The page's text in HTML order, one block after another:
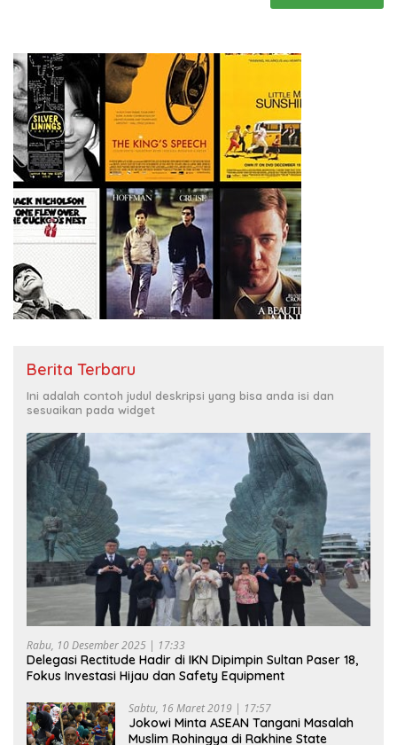
Berita Terbaru
Ini adalah contoh judul deskripsi yang bisa anda isi dan
sesuaikan pada widget
Rabu, 10 Desember 2025 | 17:33
Delegasi Rectitude Hadir di IKN Dipimpin Sultan Paser 18,
Fokus Investasi Hijau dan Safety Equipment
Sabtu, 16 Maret 2019 | 17:57
Jokowi Minta ASEAN Tangani Masalah
Muslim Rohingya di Rakhine State